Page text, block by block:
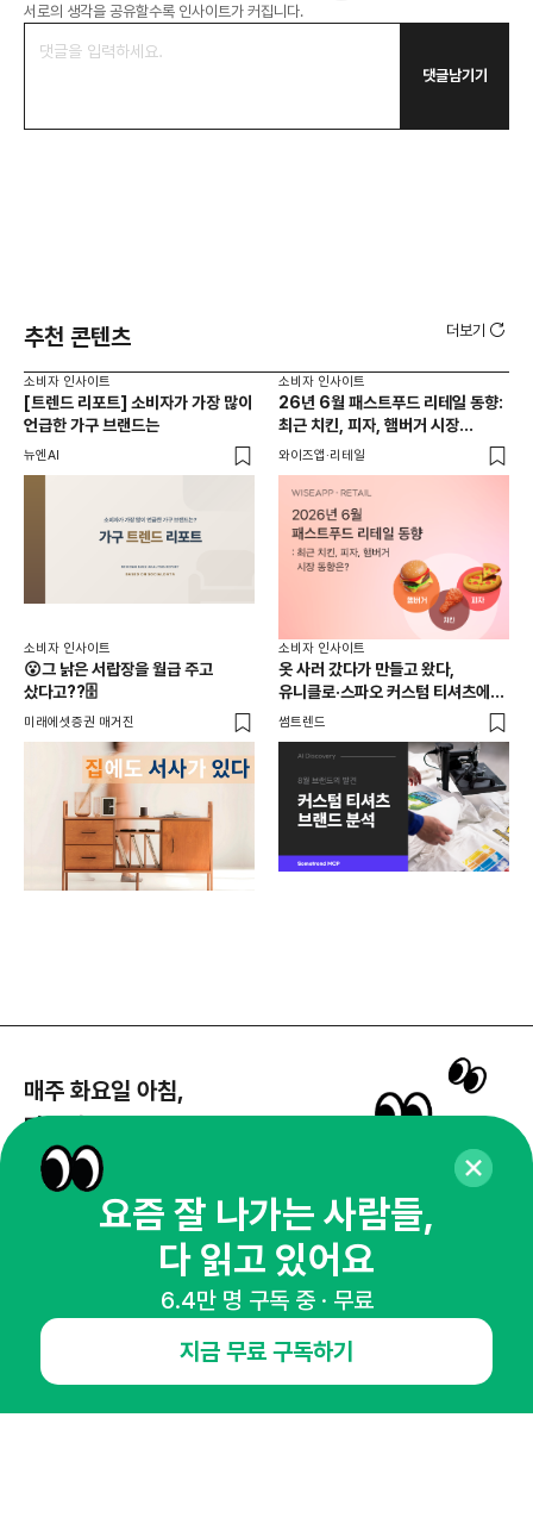
서로의 생각을 공유할수록 인사이트가 커집니다.
댓글남기기
추천 콘텐츠 더보기
소비자 인사이트
[트렌드 리포트] 소비자가 가장 많이
언급한 가구 브랜드는
뉴엔AI
소비자 인사이트
26년 6월 패스트푸드 리테일 동향:
최근 치킨, 피자, 햄버거 시장
동향은?
와이즈앱·리테일
소비자 인사이트
😮그 낡은 서랍장을 월급 주고
샀다고??🗄️
미래에셋증권 매거진
소비자 인사이트
옷 사러 갔다가 만들고 왔다,
유니클로·스파오 커스텀 티셔츠에
사람들이 줄 서는 진짜 이유는?
썸트렌드
매주 화요일 아침,
마케팅 감각을 깨워 드릴게요!
65,043명의 마케터를 성장시키는 뉴스레터
뉴스레터 구독하기
NHN AD
오픈애즈란 공지사항 제휴문의
인사이터 신청
뉴스레터
광고안내
요즘 잘 나가는 사람들,
다 읽고 있어요
6.4만 명 구독 중 · 무료
지금 무료 구독하기